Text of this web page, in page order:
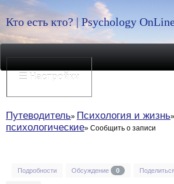
Кто есть кто? | Psychology
☰ Настройки
Путеводитель Психология и жизнь
психологические
Сообщить о записи
Подробности Обсуждение 0 Поделиться